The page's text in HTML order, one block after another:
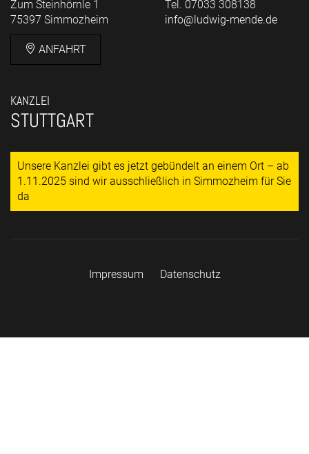
Zum Steinhörnle 1
75397 Simmozheim
ANFAHRT
Tel. 07033 308138
info@ludwig-mende.de
KANZLEI
STUTTGART
Unsere Kanzlei gibt es jetzt gebündelt an einem Ort – ab
1.11.2025 sind wir ausschließlich in Simmozheim für Sie
da
Impressum Datenschutz